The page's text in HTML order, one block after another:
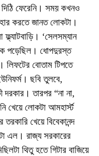
ফেরেনি। সময় কখনও
করতে জানত লোকটা।
‘সেলসম্যান
পড়েছিল। ধোপদুরস্ত
বোতাম টিপতে
ছবি তুলবে,
দরকার। তারপর “না না,
খেয়ে লোকটা আমহার্স্ট
খেয়ে বিবেকানন্দ
এল। রাজ্য সরকারের
থিতু হতে গিটার বাজিয়ে